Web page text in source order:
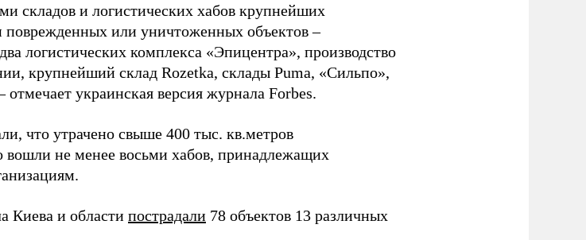
складов и логистических хабов крупнейших
или уничтоженных объектов –
логистических комплекса «Эпицентра», производство
крупнейший склад Rozetka, склады Puma, «Сильпо»,
украинская версия журнала Forbes.
что утрачено свыше 400 тыс. кв.метров
вошли не менее восьми хабов, принадлежащих
Киева и области пострадали 78 объектов 13 различных